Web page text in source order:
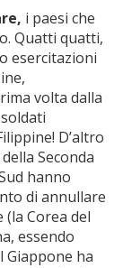
i paesi che
Quatti quatti,
esercitazioni
volta dalla
D’altro
Seconda
hanno
di annullare
Corea del
essendo
Giappone ha